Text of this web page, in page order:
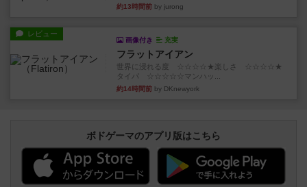
約13時間前 by jurong
レビュー
画像付き 充実
フラットアイアン
世界に浸れる度 ☆☆☆☆★楽しさ ☆☆☆☆★
タイパ ☆☆☆☆☆マンハッ...
約14時間前 by DKnewyork
ボドゲーマのアプリ版はこちら